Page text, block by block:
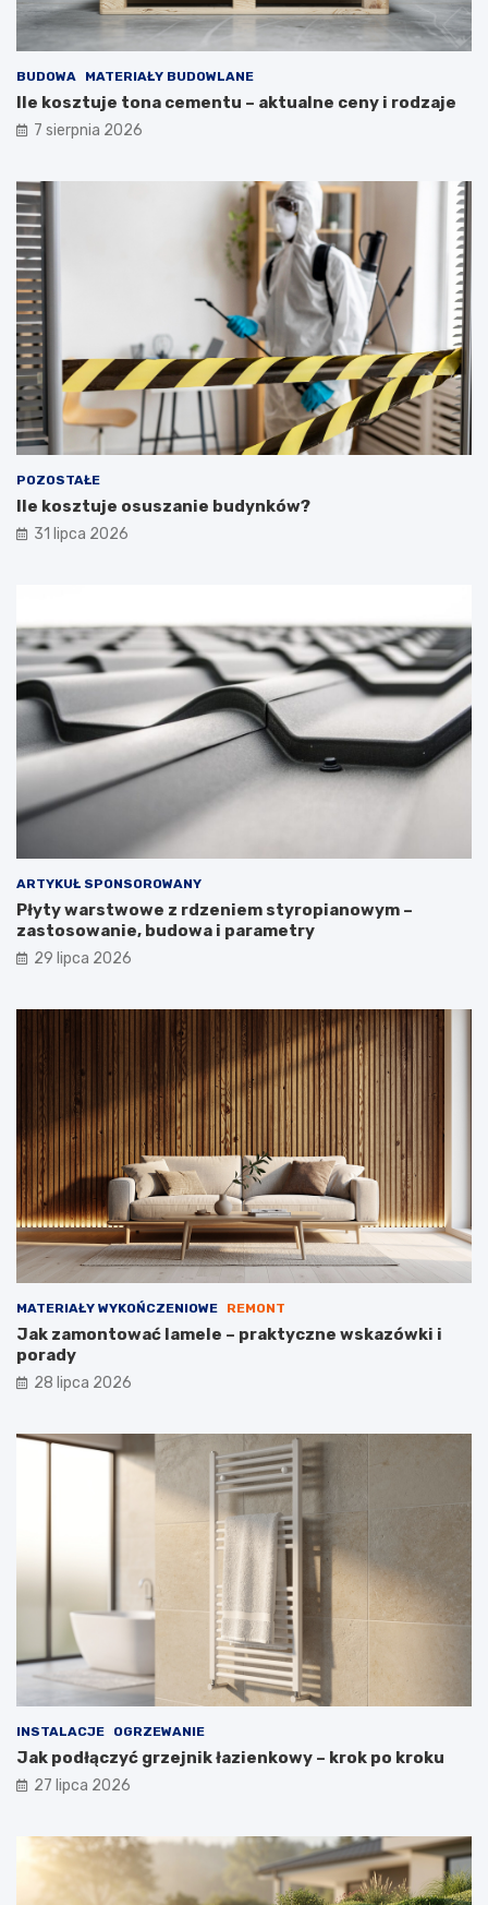
BUDOWA MATERIAŁY BUDOWLANE
Ile kosztuje tona cementu – aktualne ceny i rodzaje
7 sierpnia 2026
POZOSTAŁE
Ile kosztuje osuszanie budynków?
31 lipca 2026
ARTYKUŁ SPONSOROWANY
Płyty warstwowe z rdzeniem styropianowym –
zastosowanie, budowa i parametry
29 lipca 2026
MATERIAŁY WYKOŃCZENIOWE REMONT
Jak zamontować lamele – praktyczne wskazówki i
porady
28 lipca 2026
INSTALACJE OGRZEWANIE
Jak podłączyć grzejnik łazienkowy – krok po kroku
27 lipca 2026